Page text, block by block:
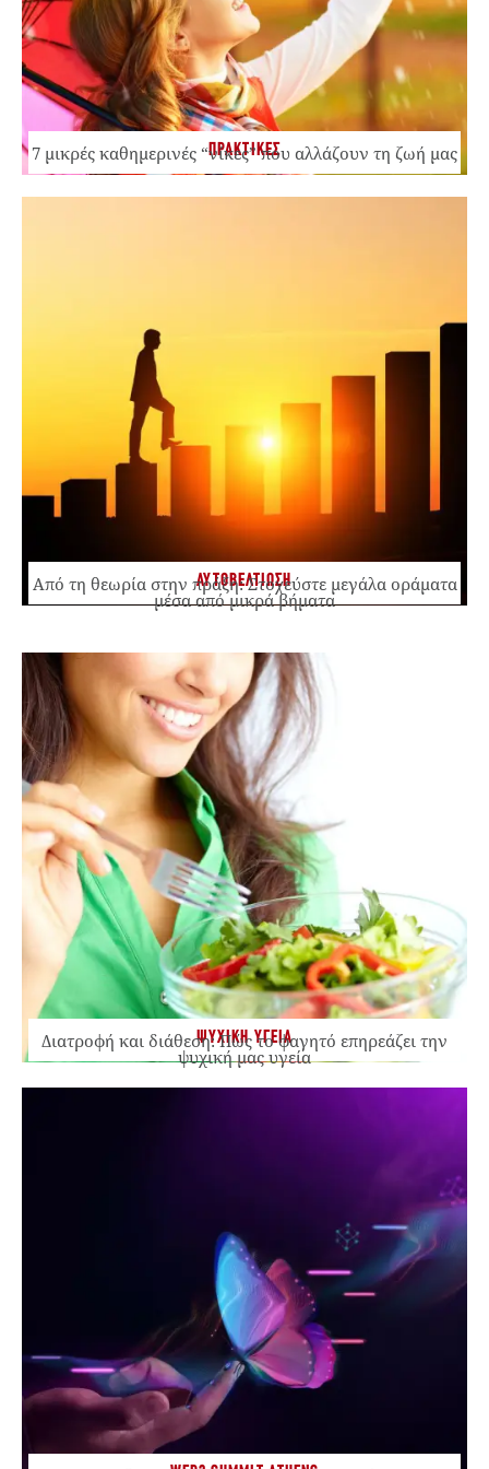
ΠΡΑΚΤΙΚΕΣ
7 μικρές καθημερινές “νίκες” που αλλάζουν τη ζωή μας
ΑΥΤΟΒΕΛΤΙΩΣΗ
Από τη θεωρία στην πράξη: Στοχεύστε μεγάλα οράματα
μέσα από μικρά βήματα
ΨΥΧΙΚΗ ΥΓΕΙΑ
Διατροφή και διάθεση: Πώς το φαγητό επηρεάζει την
ψυχική μας υγεία